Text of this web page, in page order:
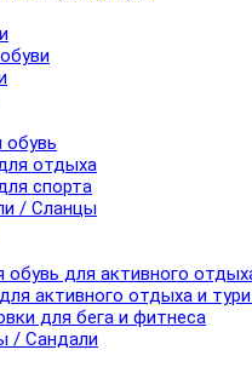
обувь
отдыха
спорта
/ Сланцы
обувь для активного
активного отдыха и
для бега и фитнеса
/ Сандали